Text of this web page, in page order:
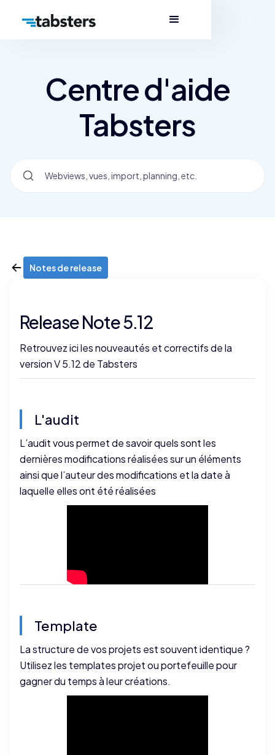
Centre d'aide
Tabsters
Notes de release
Release Note 5.12
Retrouvez ici les nouveautés et correctifs de la
version V 5.12 de Tabsters
L'audit
L’audit vous permet de savoir quels sont les
dernières modifications réalisées sur un éléments
ainsi que l’auteur des modifications et la date à
laquelle elles ont été réalisées
Template
La structure de vos projets est souvent identique ?
Utilisez les templates projet ou portefeuille pour
gagner du temps à leur créations.